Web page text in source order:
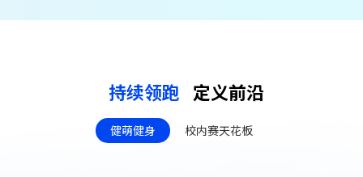
持续领跑 定义前沿
健萌健身 校内赛天花板